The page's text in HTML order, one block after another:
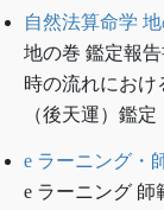
自然法算命学
地の巻 鑑定報告
時の流れにおけ
（後天運）鑑
e ラーニング・
e ラーニング 師